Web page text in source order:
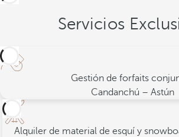
Servicios
Gestión de forfaits
Candanchú – Astún
Alquiler de material de esquí y